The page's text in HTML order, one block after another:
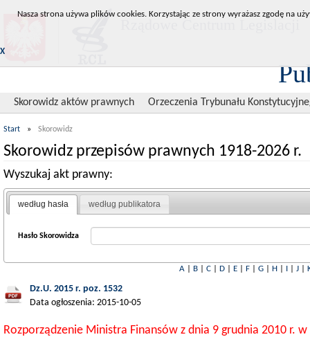
Skorowidz aktów prawnych Orzeczenia Trybunału
Start » Skorowidz
Skorowidz przepisów prawnych 1918-2026 r.
Wyszukaj akt prawny:
według hasła według publikatora
Hasło Skorowidza
A| B| C| D| E| F| G| H| I| J|
Dz.U. 2015 r. poz. 1532
Data ogłoszenia: 2015-10-05
Rozporządzenie Ministra Finansów z dnia 9 grudnia 2010
Nasza strona używa plików cookies. Korzystając ze strony wyrażasz zgodę na
X